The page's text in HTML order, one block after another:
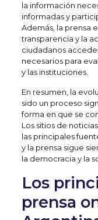
la información
informadas y
Además, la prensa
transparencia y la
ciudadanos
necesarios para
y las instituciones.
En resumen, la
sido un proceso
forma en que se
Los sitios de
las principales
y la prensa sigue
la democracia y la
Los
prensa